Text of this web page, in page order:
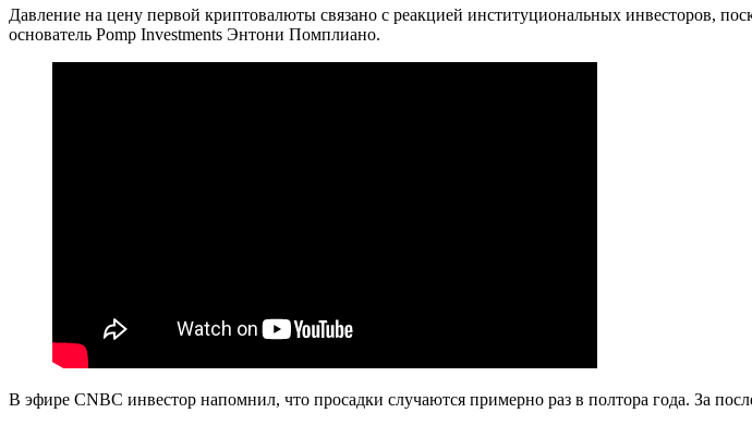
Давление на цену первой криптовалюты связано с реакцией институциональных инвесторов,
основатель Pomp Investments Энтони Помплиано.
В эфире CNBC инвестор напомнил, что просадки случаются примерно раз в полтора года. За